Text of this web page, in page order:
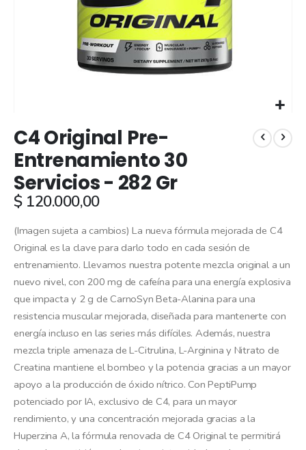
to
the
beginning
of
the
images
C4 Original Pre-
Entrenamiento 30
Servicios - 282 Gr
$ 120.000,00
(Imagen sujeta a cambios) La nueva fórmula mejorada de C4
Original es la clave para darlo todo en cada sesión de
entrenamiento. Llevamos nuestra potente mezcla original a un
nuevo nivel, con 200 mg de cafeína para una energía explosiva
que impacta y 2 g de CarnoSyn Beta-Alanina para una
resistencia muscular mejorada, diseñada para mantenerte con
energía incluso en las series más difíciles. Además, nuestra
mezcla triple amenaza de L-Citrulina, L-Arginina y Nitrato de
Creatina mantiene el bombeo y la potencia gracias a un mayor
apoyo a la producción de óxido nítrico. Con PeptiPump
potenciado por IA, exclusivo de C4, para un mayor
rendimiento, y una concentración mejorada gracias a la
Huperzina A, la fórmula renovada de C4 Original te permitirá